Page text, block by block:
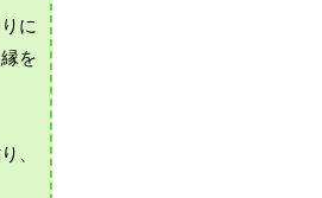
に
を
、